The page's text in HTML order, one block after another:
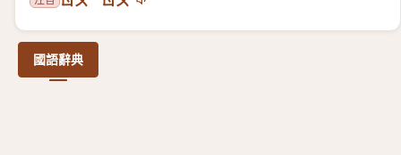
國語辭典